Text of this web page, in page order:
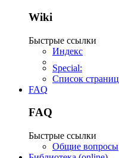
Wiki
Быстрые ссылки
Индекс
Special:
Список страниц
FAQ
FAQ
Быстрые ссылки
Общие вопросы